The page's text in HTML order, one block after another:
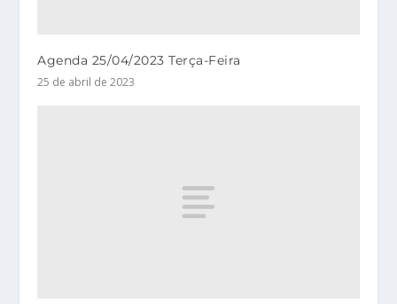
Agenda 25/04/2023 Terça-Feira
25 de abril de 2023